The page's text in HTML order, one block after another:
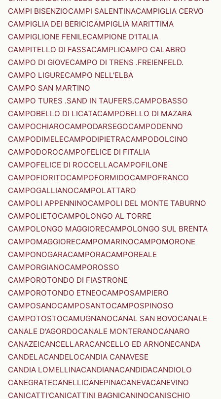
CAMPI BISENZIOCAMPI SALENTINACAMPIGLIA CERVO
CAMPIGLIA DEI BERICICAMPIGLIA MARITTIMA
CAMPIGLIONE FENILECAMPIONE D'ITALIA
CAMPITELLO DI FASSACAMPLICAMPO CALABRO
CAMPO DI GIOVECAMPO DI TRENS .FREIENFELD.
CAMPO LIGURECAMPO NELL'ELBA
CAMPO SAN MARTINO
CAMPO TURES .SAND IN TAUFERS.CAMPOBASSO
CAMPOBELLO DI LICATACAMPOBELLO DI MAZARA
CAMPOCHIAROCAMPODARSEGOCAMPODENNO
CAMPODIMELECAMPODIPIETRACAMPODOLCINO
CAMPODOROCAMPOFELICE DI FITALIA
CAMPOFELICE DI ROCCELLACAMPOFILONE
CAMPOFIORITOCAMPOFORMIDOCAMPOFRANCO
CAMPOGALLIANOCAMPOLATTARO
CAMPOLI APPENNINOCAMPOLI DEL MONTE TABURNO
CAMPOLIETOCAMPOLONGO AL TORRE
CAMPOLONGO MAGGIORECAMPOLONGO SUL BRENTA
CAMPOMAGGIORECAMPOMARINOCAMPOMORONE
CAMPONOGARACAMPORACAMPOREALE
CAMPORGIANOCAMPOROSSO
CAMPOROTONDO DI FIASTRONE
CAMPOROTONDO ETNEOCAMPOSAMPIERO
CAMPOSANOCAMPOSANTOCAMPOSPINOSO
CAMPOTOSTOCAMUGNANOCANAL SAN BOVOCANALE
CANALE D'AGORDOCANALE MONTERANOCANARO
CANAZEICANCELLARACANCELLO ED ARNONECANDA
CANDELACANDELOCANDIA CANAVESE
CANDIA LOMELLINACANDIANACANDIDACANDIOLO
CANEGRATECANELLICANEPINACANEVACANEVINO
CANICATTI'CANICATTINI BAGNICANINOCANISCHIO